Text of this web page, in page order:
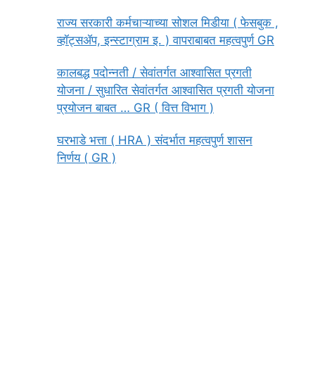
राज्य सरकारी कर्मचाऱ्याच्या सोशल मिडीया ( फेसबुक ,
व्हॉट्सॲप, इन्स्टाग्राम इ. ) वापराबाबत महत्वपुर्ण GR
कालबद्ध पदोन्नती / सेवांतर्गत आश्वासित प्रगती
योजना / सुधारित सेवांतर्गत आश्वासित प्रगती योजना
प्रयोजन बाबत … GR ( वित्त विभाग )
घरभाडे भत्ता ( HRA ) संदर्भात महत्वपुर्ण शासन
निर्णय ( GR )